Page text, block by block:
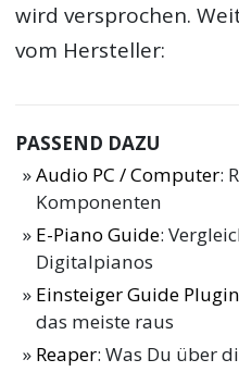
wird versprochen.
vom Hersteller:
PASSEND DAZU
Audio PC / Computer:
Komponenten
E-Piano Guide:
Digitalpianos
Einsteiger Guide
das meiste raus
Reaper: Was Du über